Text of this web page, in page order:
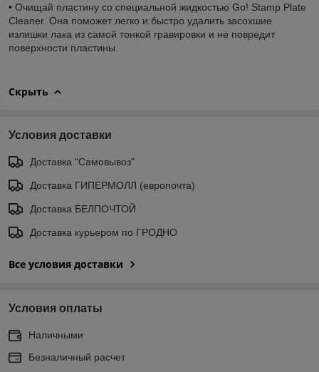
• Очищай пластину со специальной жидкостью Go! Stamp Plate
Cleaner. Она поможет легко и быстро удалить засохшие
излишки лака из самой тонкой гравировки и не повредит
поверхности пластины.
Скрыть
Условия доставки
Доставка "Самовывоз"
Доставка ГИПЕРМОЛЛ (европочта)
Доставка БЕЛПОЧТОЙ
Доставка курьером по ГРОДНО
Все условия доставки
Условия оплаты
Наличными
Безналичный расчет